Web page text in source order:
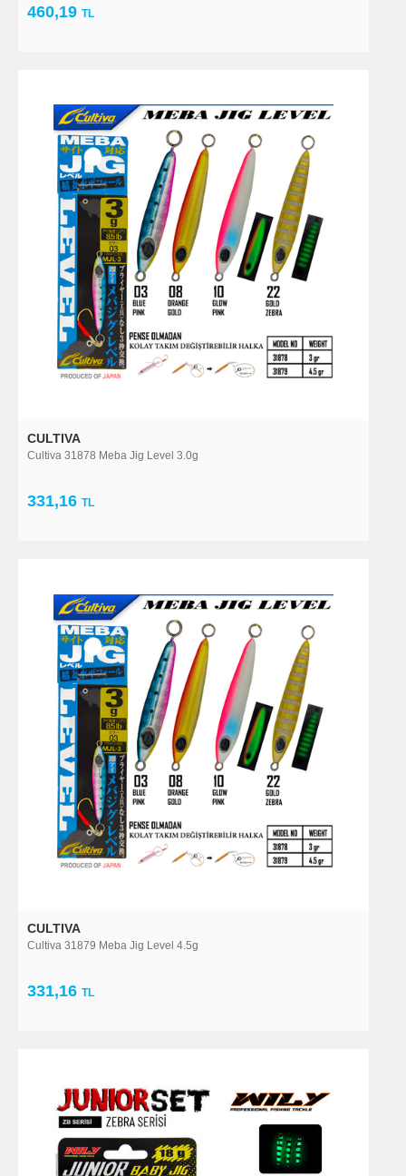
460,19 TL
CULTIVA
Cultiva 31878 Meba Jig Level 3.0g
331,16 TL
CULTIVA
Cultiva 31879 Meba Jig Level 4.5g
331,16 TL